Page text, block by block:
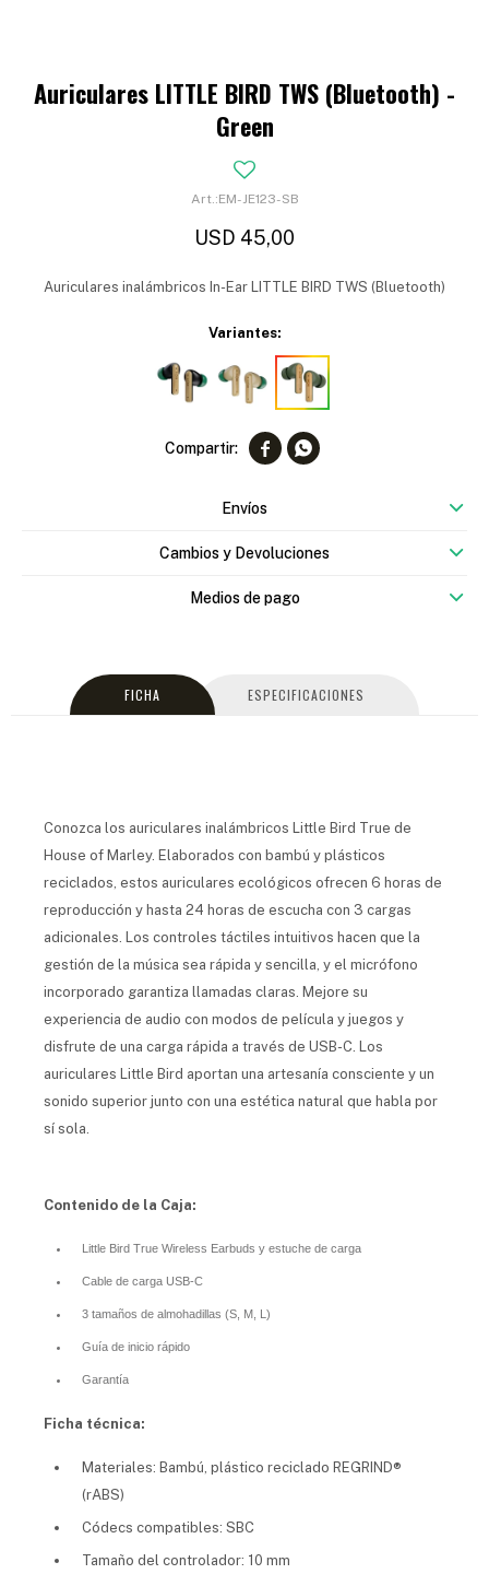
Auriculares LITTLE BIRD TWS (Bluetooth) -
Green
EM-JE123-SB
USD 45,00
Auriculares inalámbricos In-Ear LITTLE BIRD TWS (Bluetooth)
Variantes:
 
Envíos
Cambios y Devoluciones
Medios de pago
FICHA ESPECIFICACIONES
Conozca los auriculares inalámbricos Little Bird True de
House of Marley. Elaborados con bambú y plásticos
reciclados, estos auriculares ecológicos ofrecen 6 horas de
reproducción y hasta 24 horas de escucha con 3 cargas
adicionales. Los controles táctiles intuitivos hacen que la
gestión de la música sea rápida y sencilla, y el micrófono
incorporado garantiza llamadas claras. Mejore su
experiencia de audio con modos de película y juegos y
disfrute de una carga rápida a través de USB-C. Los
auriculares Little Bird aportan una artesanía consciente y un
sonido superior junto con una estética natural que habla por
sí sola.
Contenido de la Caja:
Little Bird True Wireless Earbuds y estuche de carga
Cable de carga USB-C
3 tamaños de almohadillas (S, M, L)
Guía de inicio rápido
Garantía
Ficha técnica:
Materiales: Bambú, plástico reciclado REGRIND®
(rABS)
Códecs compatibles: SBC
Tamaño del controlador: 10 mm